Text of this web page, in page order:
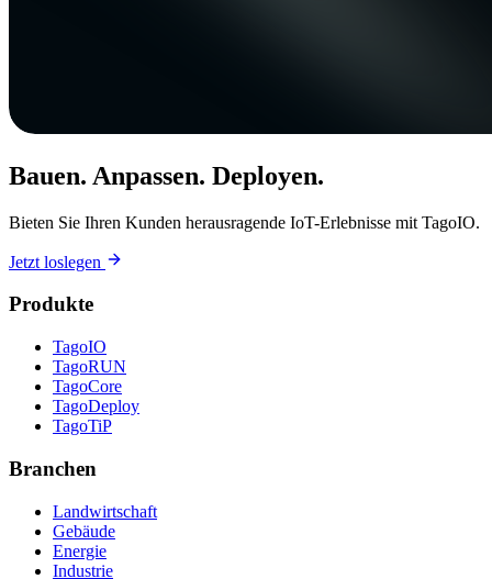
Bauen. Anpassen. Deployen.
Bieten Sie Ihren Kunden herausragende IoT-Erlebnisse mit TagoIO.
Jetzt loslegen
Produkte
TagoIO
TagoRUN
TagoCore
TagoDeploy
TagoTiP
Branchen
Landwirtschaft
Gebäude
Energie
Industrie